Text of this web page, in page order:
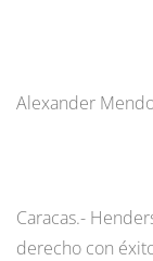
Alexander
Caracas.-
derecho con